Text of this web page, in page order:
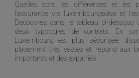
Quelles sont les différences et les
l’assurance vie luxembourgeoise et
Découvrez dans le tableau ci-
deux typologies de contrats. En
Luxembourg est plus sécurisée,
placement très vastes et répond aux
importants et des expatriés.